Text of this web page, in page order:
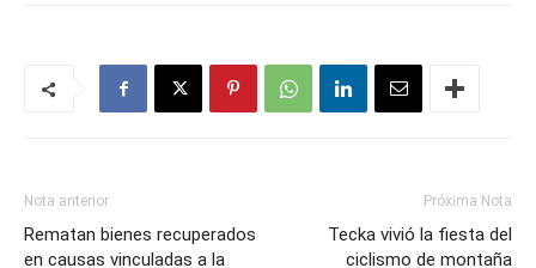
Nota anterior
Rematan bienes recuperados
en causas vinculadas a la
Próxima Nota
Tecka vivió la fiesta del
ciclismo de montaña